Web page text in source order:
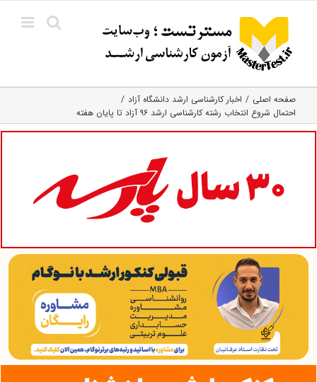
content
صفحه اصلی
اخبار کارشناسی ارشد دانشگاه آزاد
احتمال شروع انتخاب رشته کارشناسی ارشد ۹۶ آزاد تا پایان هفته